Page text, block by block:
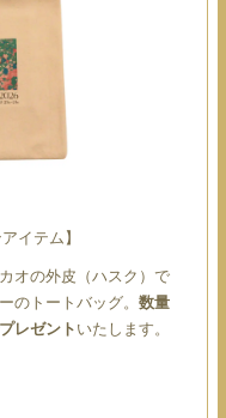
イテム】
オの外皮（ハスク）で
のトートバッグ。 数量
レゼント いたします。